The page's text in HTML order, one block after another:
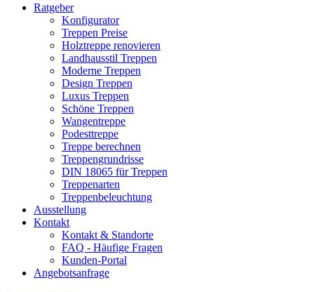
Ratgeber
Konfigurator
Treppen Preise
Holztreppe renovieren
Landhausstil Treppen
Moderne Treppen
Design Treppen
Luxus Treppen
Schöne Treppen
Wangentreppe
Podesttreppe
Treppe berechnen
Treppengrundrisse
DIN 18065 für Treppen
Treppenarten
Treppenbeleuchtung
Ausstellung
Kontakt
Kontakt & Standorte
FAQ - Häufige Fragen
Kunden-Portal
Angebotsanfrage